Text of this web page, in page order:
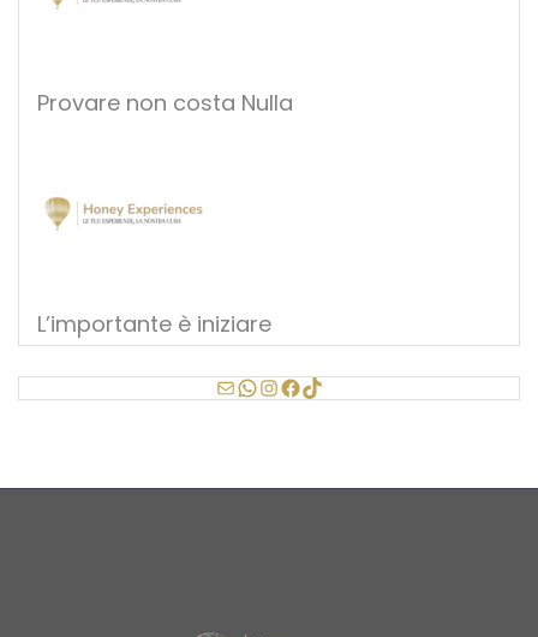
Provare non costa Nulla
L’importante è iniziare
Email
WhatsApp
Instagram
Facebook
TikTok